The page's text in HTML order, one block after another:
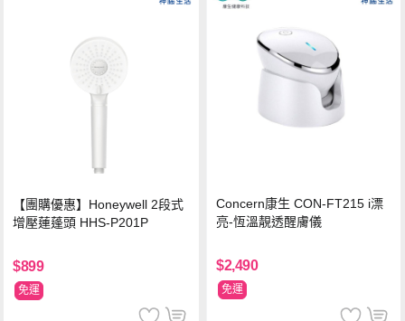
【團購優惠】Honeywell 2段式
增壓蓮蓬頭 HHS-P201P
$899
免運
Concern康生 CON-FT215 i漂
亮-恆溫靚透醒膚儀
$2,490
免運